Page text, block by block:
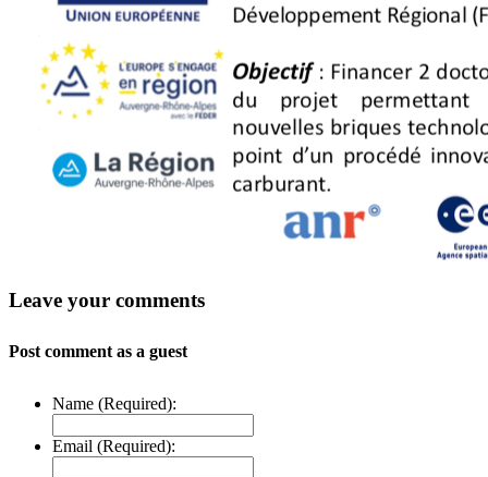
Leave your comments
Post comment as a guest
Name (Required):
Email (Required):